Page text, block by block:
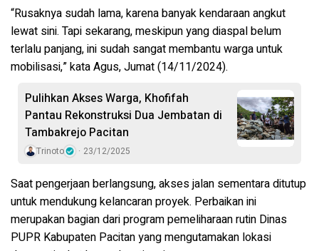
“Rusaknya sudah lama, karena banyak kendaraan angkut
lewat sini. Tapi sekarang, meskipun yang diaspal belum
terlalu panjang, ini sudah sangat membantu warga untuk
mobilisasi,” kata Agus, Jumat (14/11/2024).
Pulihkan Akses Warga, Khofifah
Pantau Rekonstruksi Dua Jembatan di
Tambakrejo Pacitan
Trinoto 23/12/2025
Saat pengerjaan berlangsung, akses jalan sementara ditutup
untuk mendukung kelancaran proyek. Perbaikan ini
merupakan bagian dari program pemeliharaan rutin Dinas
PUPR Kabupaten Pacitan yang mengutamakan lokasi